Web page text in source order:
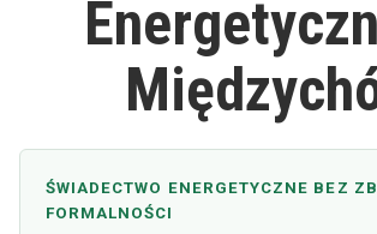
ŚWIADECTWO ENERGETYCZNE BEZ
FORMALNOŚCI